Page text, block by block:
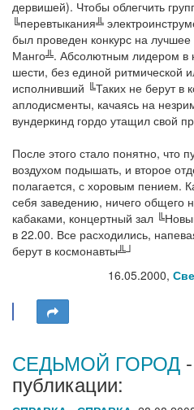
дервишей). Чтобы облегчить
╚перевтыкания╩
был проведен конкурс на
Манго╩. Абсолютным лидером в
шести, без единой ритмической
исполнивший ╚Таких не берут
аплодисменты, качаясь на
вундеркинд гордо утащил свой
После этого стало понятно, что
воздухом подышать, и второе
полагается, с хоровым пением.
себя заведению, ничего
кабаками, концертный зал
в 22.00. Все расходились,
берут в космонавты╩┘
16.05.2000,
СЕДЬМОЙ ГОРОД
публикации: